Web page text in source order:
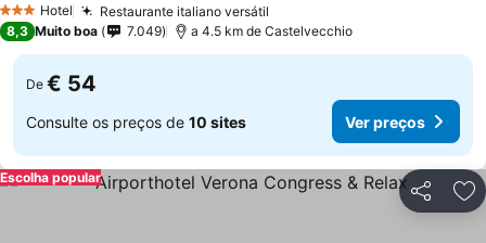
3 EstrelasHotel Restaurante italiano versátil
8,3 Muito boa 7.049 a 4.5 km de Castelvecchio
De € 54
Consulte os preços de 10 sites Ver preços
Partilhar
Escolha popular